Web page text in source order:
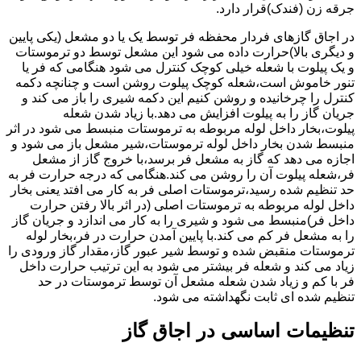
جرقه زن (فندک)قرار دارد.
در اجاق گازهای فردار محفظه فر توسط یک یا دو مشعل (یکی پایین
و دیگری بالا)حرارت داده می شود این مشعل توسط دو ترموستات
و یک پیلوت با شعله خیلی کوچک کنترل می شود هنگامی که فر یا
تنور خاموش است،شعله کوچک پیلوت روشن است و چنانچه دکمه
کنترل را چرخانیده و روشن کنیم این دکمه شیری را باز می کند و
جریان گاز را به پیلوت افزایش می دهد.با زیاد شدن شعله
پیلوت،بخار داخل لوله مربوطه به ترموستات منبسط می شود در اثر
منبسط شدن بخار داخل لوله ترموستات،شیر مشعل باز می شود و
اجازه می دهد که گاز به مشعل فر برسد،با خروج گاز از مشعل
فر،شعله پیلوت آن را روشن می کند.هنگامی که درجه حرارت فر به
حد تنظیم شده رسید،ترموستات اصلی فر به کار می افتد یعنی بخار
داخل لوله مربوطه به ترموستات اصلی (در اثر بالا رفتن حرارت
داخل فر)منبسط می شود و شیری را به کار می اندازد و جریان گاز
را به مشعل فر کم می کند.با پایین آمدن حرارت در فر،بخار لوله
ترموستات منقبض شده و توسط شیر عبور گاز،مقدار گاز ورودی را
زیاد می کند و شعله فر بیشتر می شود به این ترتیب حرارت داخل
فر با کم و زیاد شدن شعله مشعل آن توسط ترموستات در حد
تنظیم شده ای ثابت نگهداشته می شود.
تنظیمات اساسی در اجاق گاز